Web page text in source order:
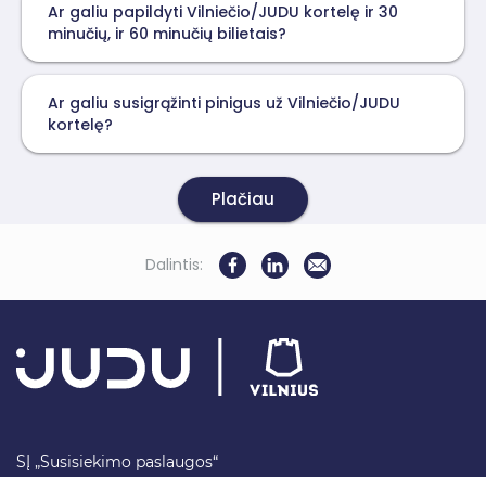
Ar galiu papildyti Vilniečio/JUDU kortelę ir 30
minučių, ir 60 minučių bilietais?
Ar galiu susigrąžinti pinigus už Vilniečio/JUDU
kortelę?
Plačiau
Dalintis:
SĮ „Susisiekimo paslaugos“